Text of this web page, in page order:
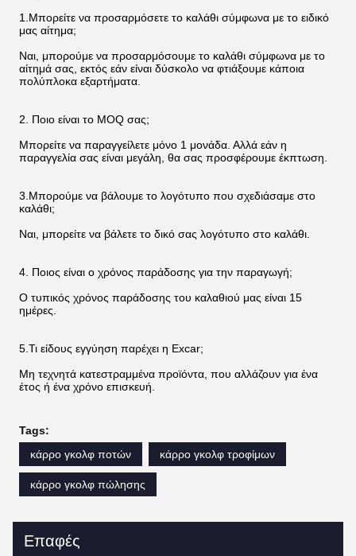
1.Μπορείτε να προσαρμόσετε το καλάθι σύμφωνα με το ειδικό
μας αίτημα;
Ναι, μπορούμε να προσαρμόσουμε το καλάθι σύμφωνα με το
αίτημά σας, εκτός εάν είναι δύσκολο να φτιάξουμε κάποια
πολύπλοκα εξαρτήματα.
2. Ποιο είναι το MOQ σας;
Μπορείτε να παραγγείλετε μόνο 1 μονάδα. Αλλά εάν η
παραγγελία σας είναι μεγάλη, θα σας προσφέρουμε έκπτωση.
3.Μπορούμε να βάλουμε το λογότυπο που σχεδιάσαμε στο
καλάθι;
Ναι, μπορείτε να βάλετε το δικό σας λογότυπο στο καλάθι.
4. Ποιος είναι ο χρόνος παράδοσης για την παραγωγή;
Ο τυπικός χρόνος παράδοσης του καλαθιού μας είναι 15
ημέρες.
5.Τι είδους εγγύηση παρέχει η Excar;
Μη τεχνητά κατεστραμμένα προϊόντα, που αλλάζουν για ένα
έτος ή ένα χρόνο επισκευή.
Tags:
κάρρο γκολφ ποτών
κάρρο γκολφ τροφίμων
κάρρο γκολφ πώλησης
Επαφές